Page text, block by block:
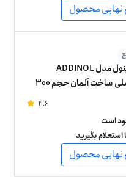
نهایی محصول
اکتان بوستر آدینول مدل ADDINOL
ADDITANE اصلی ساخت آلمان حجم 300
4.6
است
بگیرید
نهایی محصول